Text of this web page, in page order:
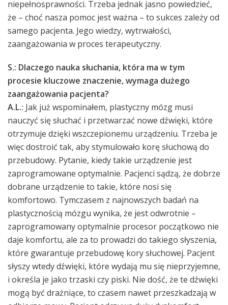
niepełnosprawności. Trzeba jednak jasno powiedzieć,
że – choć nasza pomoc jest ważna – to sukces zależy od
samego pacjenta. Jego wiedzy, wytrwałości,
zaangażowania w proces terapeutyczny.
S.: Dlaczego nauka słuchania, która ma w tym
procesie kluczowe znaczenie, wymaga dużego
zaangażowania pacjenta?
A.L.: Jak już wspominałem, plastyczny mózg musi
nauczyć się słuchać i przetwarzać nowe dźwięki, które
otrzymuje dzięki wszczepionemu urządzeniu. Trzeba je
więc dostroić tak, aby stymulowało korę słuchową do
przebudowy. Pytanie, kiedy takie urządzenie jest
zaprogramowane optymalnie. Pacjenci sądzą, że dobrze
dobrane urządzenie to takie, które nosi się
komfortowo. Tymczasem z najnowszych badań na
plastycznością mózgu wynika, że jest odwrotnie –
zaprogramowany optymalnie procesor początkowo nie
daje komfortu, ale za to prowadzi do takiego słyszenia,
które gwarantuje przebudowę kory słuchowej. Pacjent
słyszy wtedy dźwięki, które wydają mu się nieprzyjemne,
i określa je jako trzaski czy piski. Nie dość, że te dźwięki
mogą być drażniące, to czasem nawet przeszkadzają w